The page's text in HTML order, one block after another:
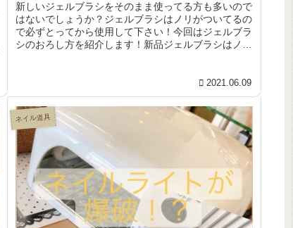
新しいジェルブラシをそのまま使ってる方も多いので
はないでしょうか？ジェルブラシはノリがついてるの
で必ずとってから使用して下さい！今回はジェルブラ
シのおろし方を紹介します！新品ジェルブラシはノリ
2021.06.09
ネイル道具